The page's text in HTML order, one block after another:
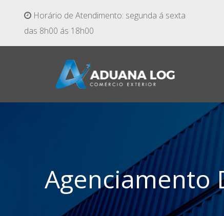
Horário de Atendimento: segunda á sexta
das 8h00 ás 18h00
Agenciamento